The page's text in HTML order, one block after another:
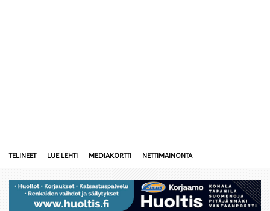
TELINEET LUE LEHTI MEDIAKORTTI NETTIMAINONTA